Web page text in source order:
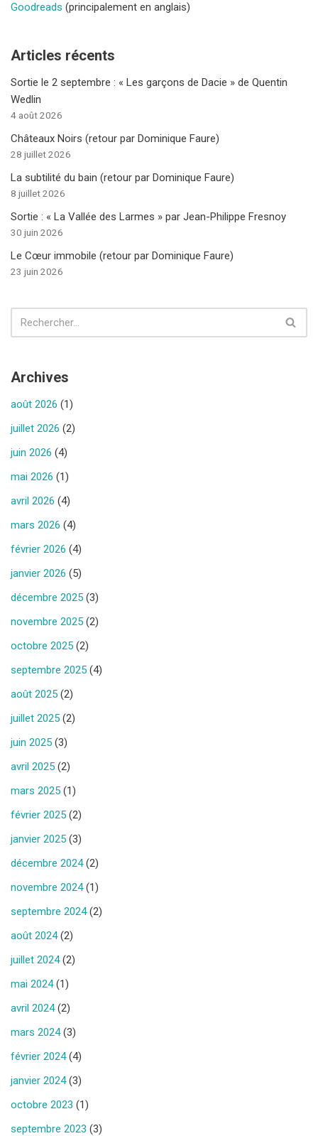
Goodreads (principalement en anglais)
Articles récents
Sortie le 2 septembre : « Les garçons de Dacie » de Quentin
Wedlin
4 août 2026
Châteaux Noirs (retour par Dominique Faure)
28 juillet 2026
La subtilité du bain (retour par Dominique Faure)
8 juillet 2026
Sortie : « La Vallée des Larmes » par Jean-Philippe Fresnoy
30 juin 2026
Le Cœur immobile (retour par Dominique Faure)
23 juin 2026
Archives
août 2026 (1)
juillet 2026 (2)
juin 2026 (4)
mai 2026 (1)
avril 2026 (4)
mars 2026 (4)
février 2026 (4)
janvier 2026 (5)
décembre 2025 (3)
novembre 2025 (2)
octobre 2025 (2)
septembre 2025 (4)
août 2025 (2)
juillet 2025 (2)
juin 2025 (3)
avril 2025 (2)
mars 2025 (1)
février 2025 (2)
janvier 2025 (3)
décembre 2024(2)
novembre 2024(1)
septembre 2024(2)
août 2024(2)
juillet 2024(2)
mai 2024(1)
avril 2024(2)
mars 2024(3)
février 2024(4)
janvier 2024(3)
octobre 2023 (1)
septembre 2023 (3)